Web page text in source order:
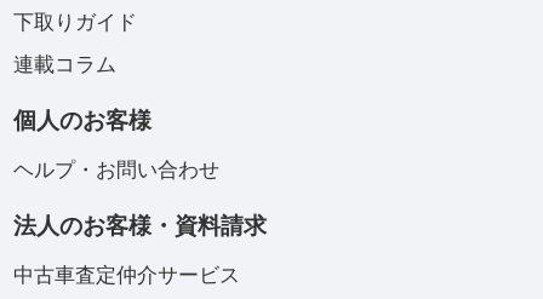
下取りガイド
連載コラム
個人のお客様
ヘルプ・お問い合わせ
法人のお客様・資料請求
中古車査定仲介サービス